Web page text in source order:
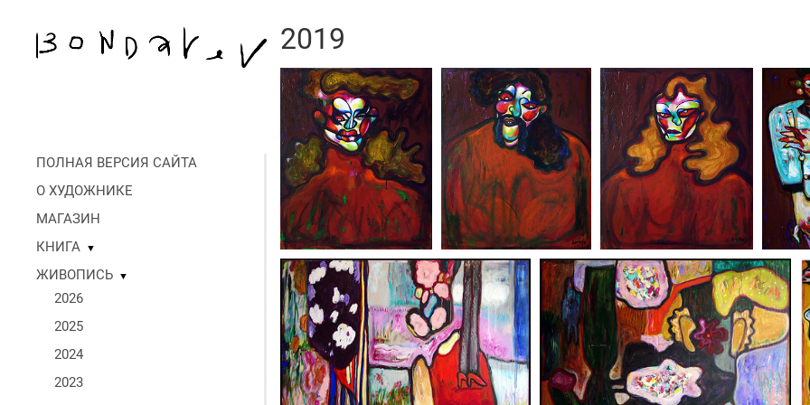
ПОЛНАЯ ВЕРСИЯ САЙТА
О ХУДОЖНИКЕ
МАГАЗИН
КНИГА
▼
ЖИВОПИСЬ ▼
2026
2025
2024
2023
2019